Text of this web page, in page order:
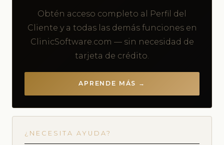
Obtén acceso completo al Perfil del
Cliente y a todas las demás funciones en
ClinicSoftware.com — sin necesidad de
tarjeta de crédito.
APRENDE MÁS →
¿NECESITA AYUDA?